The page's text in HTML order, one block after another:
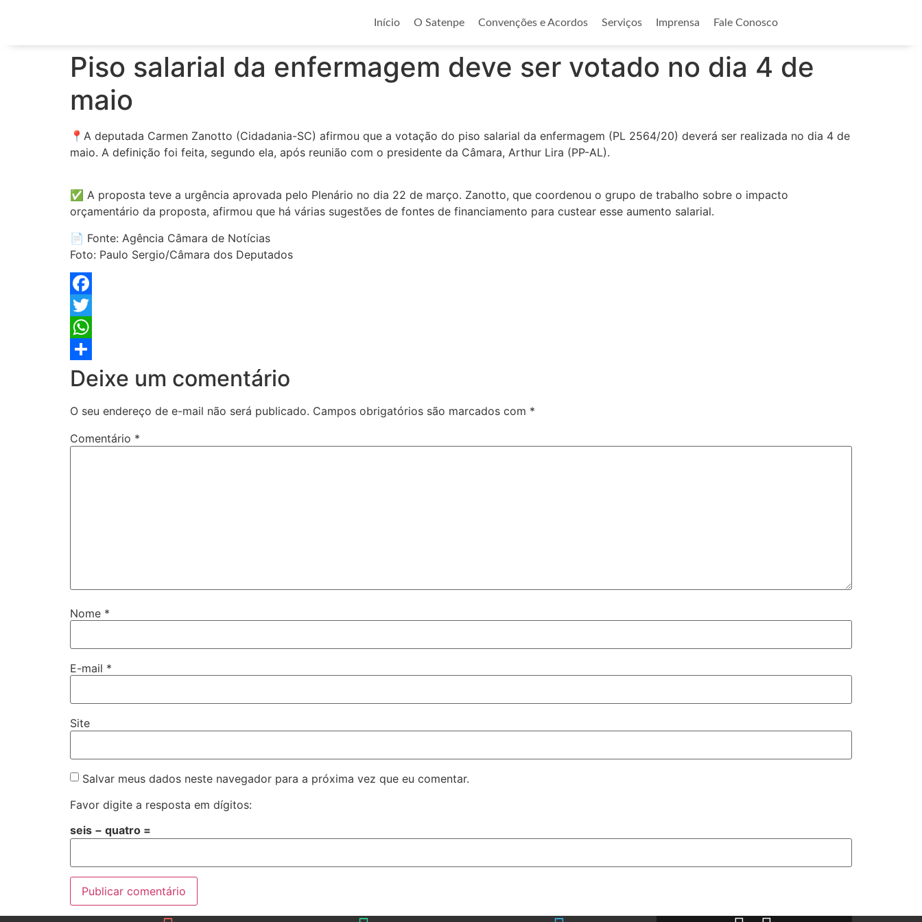
Início O Satenpe Convenções e Acordos Serviços Imprensa Fale Conosco
Piso salarial da enfermagem deve ser votado no dia 4 de
maio
📍A deputada Carmen Zanotto (Cidadania-SC) afirmou que a votação do piso salarial da enfermagem (PL 2564/20) deverá ser realizada no dia 4 de
maio. A definição foi feita, segundo ela, após reunião com o presidente da Câmara, Arthur Lira (PP-AL).
✅ A proposta teve a urgência aprovada pelo Plenário no dia 22 de março. Zanotto, que coordenou o grupo de trabalho sobre o impacto
orçamentário da proposta, afirmou que há várias sugestões de fontes de financiamento para custear esse aumento salarial.
📄 Fonte: Agência Câmara de Notícias
Foto: Paulo Sergio/Câmara dos Deputados
Facebook
Twitter
WhatsApp
Share
Deixe um comentário
O seu endereço de e-mail não será publicado. Campos obrigatórios são marcados com *
Comentário *
Nome *
E-mail *
Site
Salvar meus dados neste navegador para a próxima vez que eu comentar.
Favor digite a resposta em dígitos:
seis − quatro =